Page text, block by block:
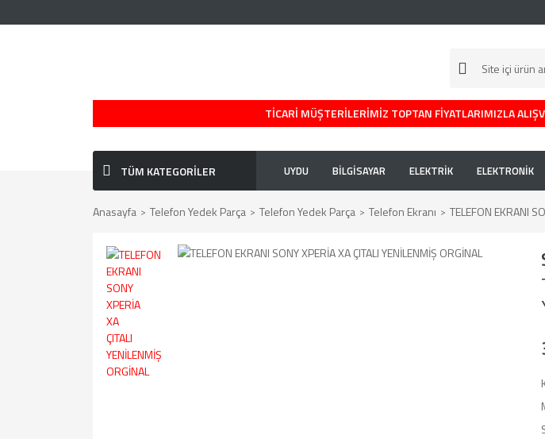
TİCARİ MÜŞTERİLERİMİZ TOPTAN FİYATLARIMIZLA
TÜM KATEGORİLER UYDU BİLGİSAYAR ELEKTRİK ELEKTRONİK
Anasayfa Telefon Yedek Parça Telefon Yedek Parça Telefon Ekranı TELEFON EKRANI